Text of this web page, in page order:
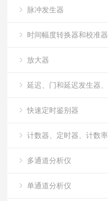
脉冲发生器
时间幅度转换器和校准器
放大器
快速定时鉴别器
多通道分析仪
单通道分析仪